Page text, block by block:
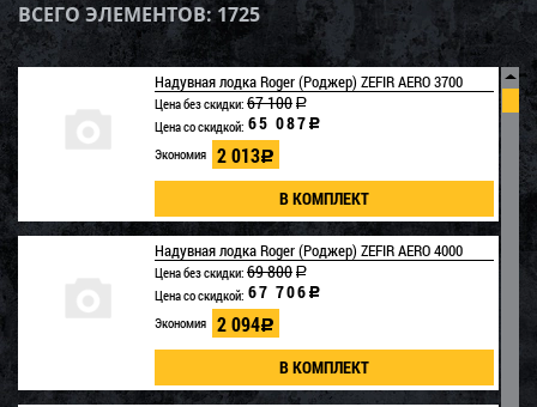
ВСЕГО ЭЛЕМЕНТОВ:1725
Надувная лодка Roger (Роджер) ZEFIR AERO 3700
Цена без скидки: 67 100 a
Цена со скидкой: 65 087 c
Экономия 2 013c
Надувная лодка Roger (Роджер) ZEFIR AERO 4000
Цена без скидки: 69 800 a
Цена со скидкой: 67 706 c
Экономия 2 094c
▲